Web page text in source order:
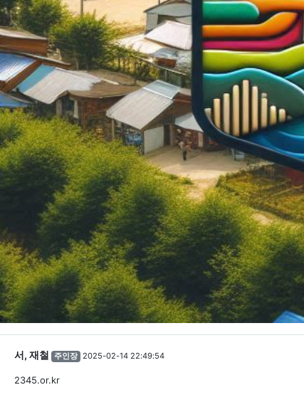
서, 재철 주인장 2025-02-14 22:49:54
2345.or.kr